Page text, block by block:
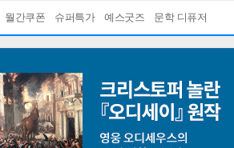
월간쿠폰 슈퍼특가 예스굿즈 문학 디퓨저